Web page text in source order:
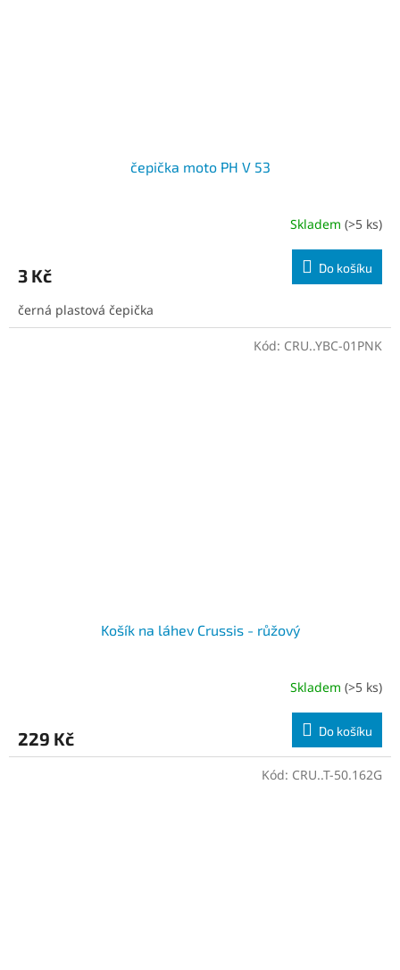
čepička moto PH V 53
Skladem (>5 ks)
3 Kč Do košíku
černá plastová čepička
Košík na láhev Crussis - růžový
je
5,0
Skladem(>5 ks)
229 Kč Do košíku
Kód: CRU..YBC-01PNK
Kód: CRU..T-50.162G